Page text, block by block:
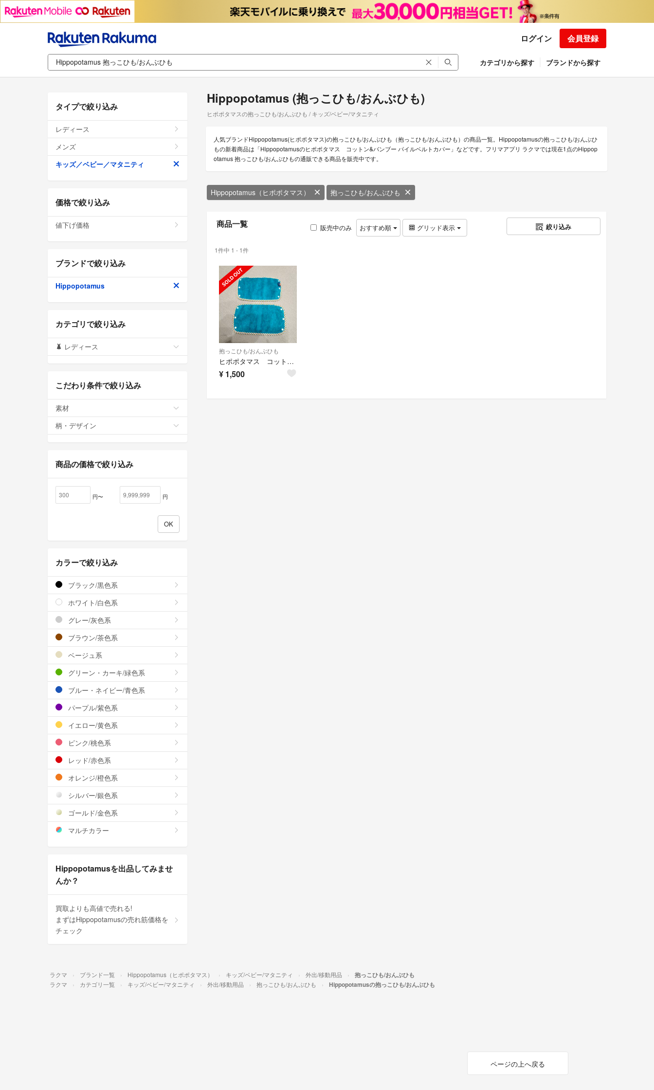
ログイン 会員登録
カテゴリから探す ブランドから探す
Hippopotamus (抱っこひも/おんぶひも)
ヒポポタマスの抱っこひも/おんぶひも / キッズ/ベビー/マタニティ
人気ブランドHippopotamus(ヒポポタマス)の抱っこひも/おんぶひも（抱っこひも/おんぶひも）の商品一覧。Hippopotamusの抱っこひも/おんぶひ
もの新着商品は「Hippopotamusのヒポポタマス コットン&バンブー パイルベルトカバー」などです。フリマアプリ ラクマでは現在1点のHippop
otamus 抱っこひも/おんぶひもの通販できる商品を販売中です。
Hippopotamus（ヒポポタマス） 抱っこひも/おんぶひも
商品一覧 販売中のみ おすすめ順 グリッド表示 絞り込み
1件中 1 - 1件
抱っこひも/おんぶひも
ヒポポタマス コットン&バンブー パイルベルトカバー
¥ 1,500
タイプで絞り込み
レディース
メンズ
キッズ／ベビー／マタニティ
価格で絞り込み
値下げ価格
ブランドで絞り込み
Hippopotamus
カテゴリで絞り込み
レディース
こだわり条件で絞り込み
素材
柄・デザイン
商品の価格で絞り込み
円〜 円
カラーで絞り込み
ブラック/黒色系
ホワイト/白色系
グレー/灰色系
ブラウン/茶色系
ベージュ系
グリーン・カーキ/緑色系
ブルー・ネイビー/青色系
パープル/紫色系
イエロー/黄色系
ピンク/桃色系
レッド/赤色系
オレンジ/橙色系
シルバー/銀色系
ゴールド/金色系
マルチカラー
Hippopotamusを出品してみませ
んか？
買取よりも高値で売れる!
まずはHippopotamusの売れ筋価格を
チェック
ラクマ ブランド一覧 Hippopotamus（ヒポポタマス） キッズ/ベビー/マタニティ 外出/移動用品 抱っこひも/おんぶひも
ラクマ カテゴリ一覧 キッズ/ベビー/マタニティ 外出/移動用品 抱っこひも/おんぶひも Hippopotamusの抱っこひも/おんぶひも
ページの上へ戻る